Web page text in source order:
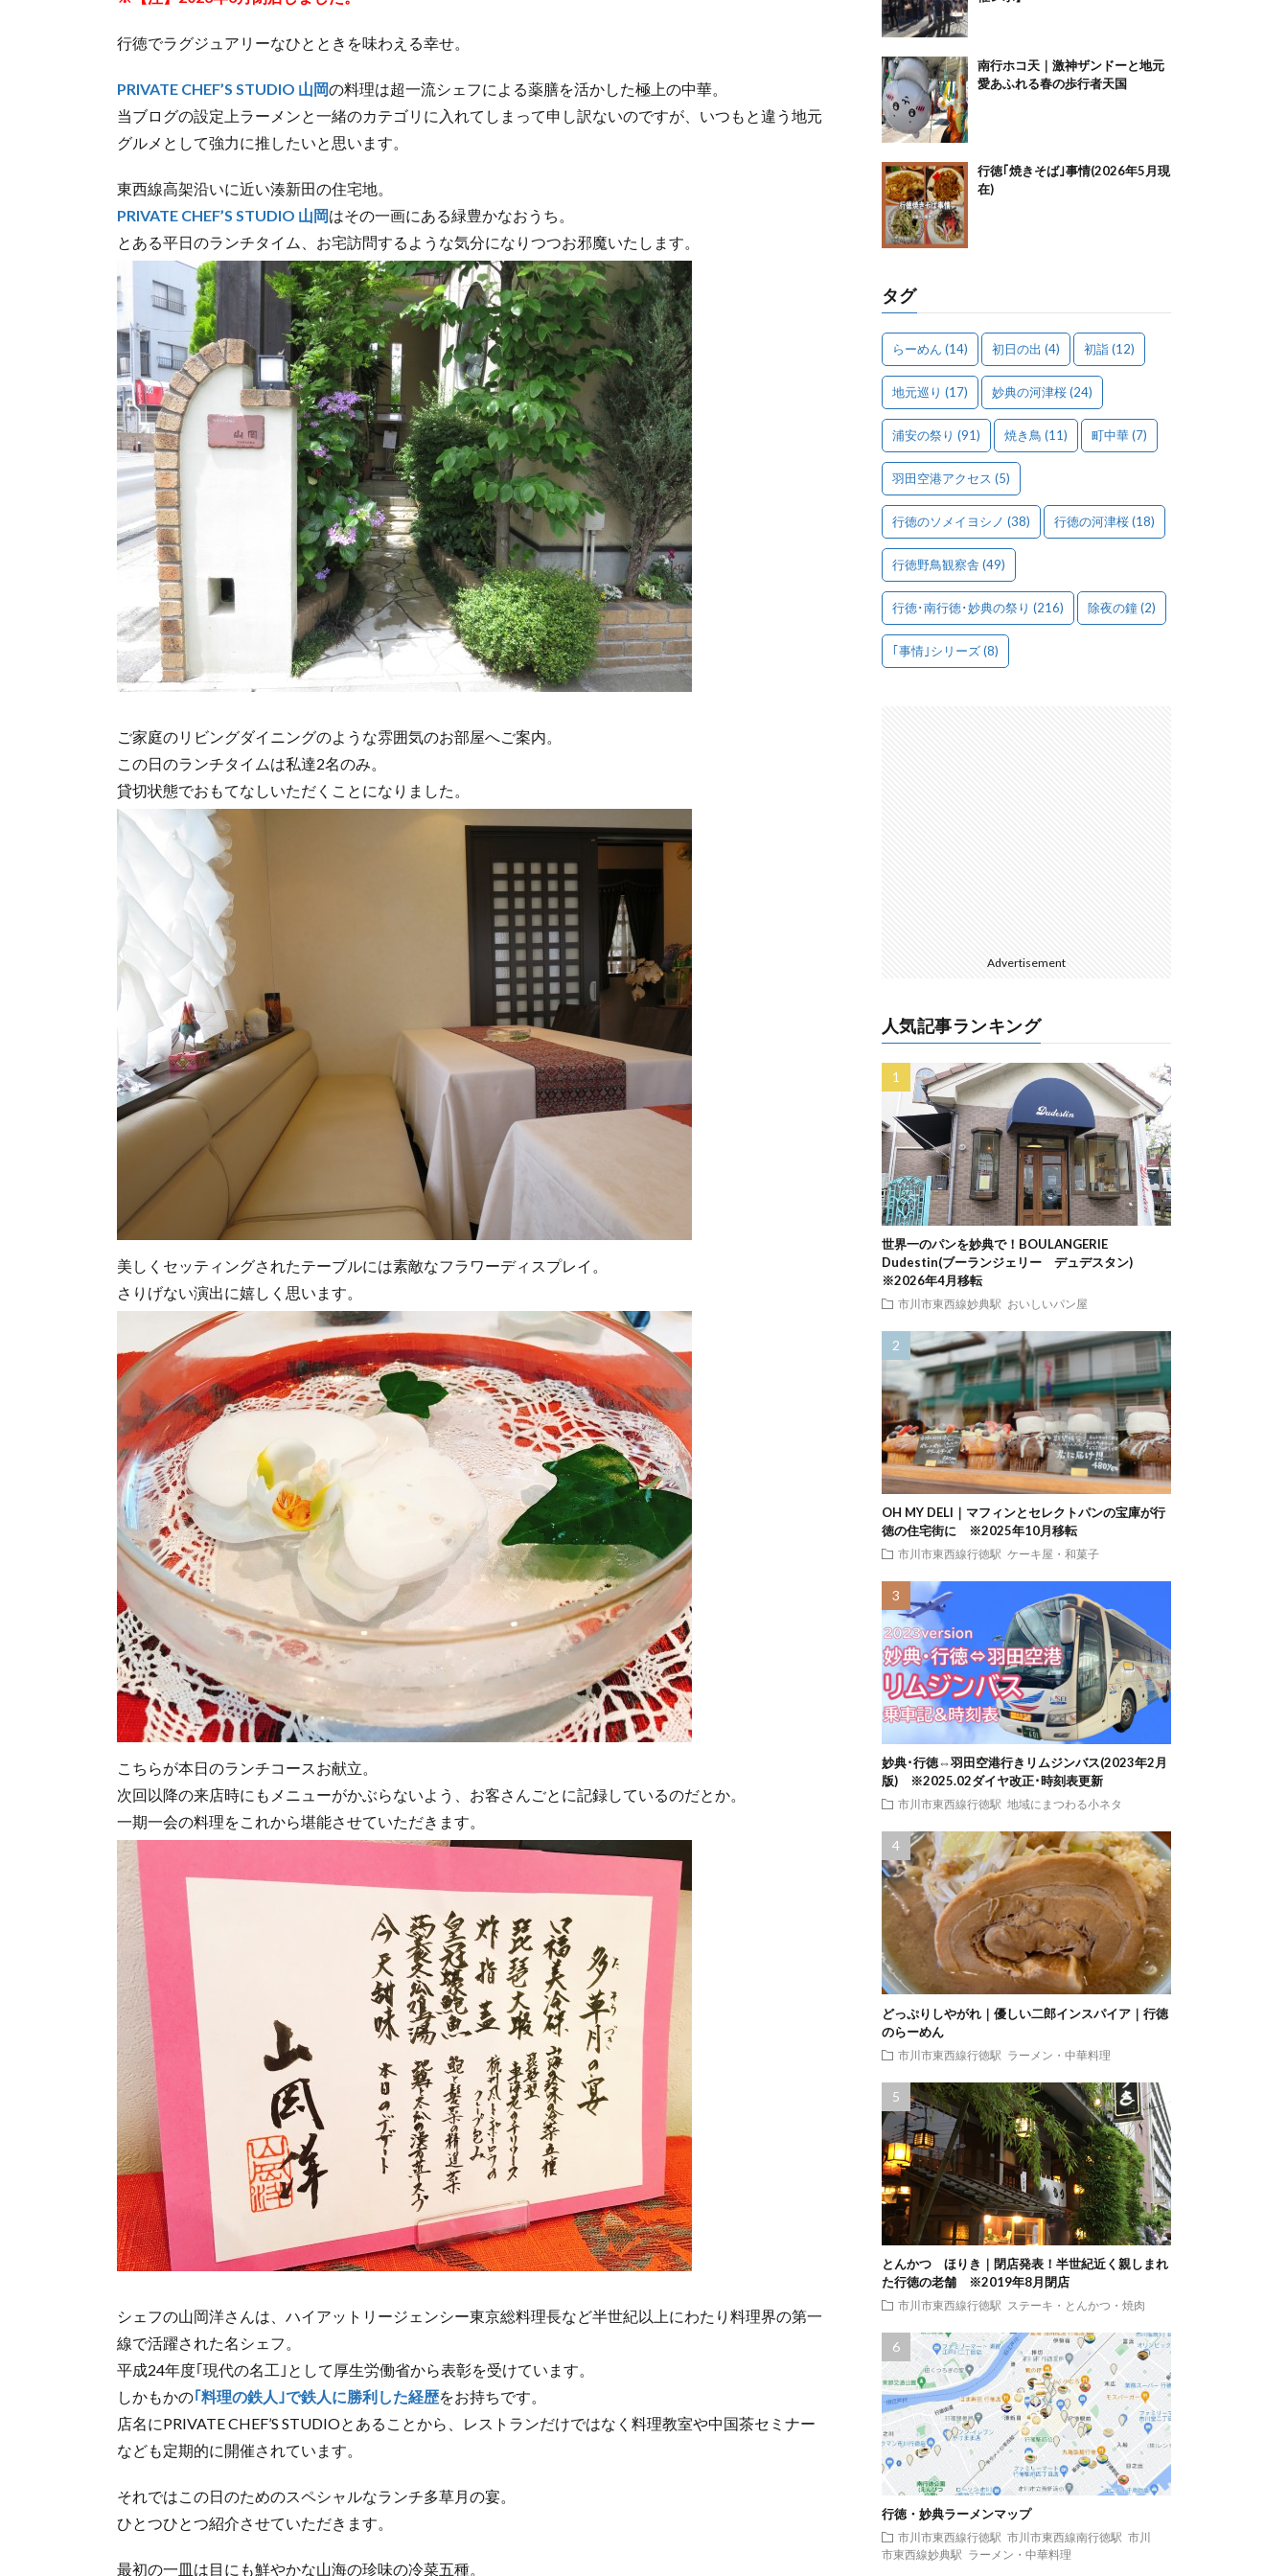
行徳でラグジュアリーなひとときを味わえる幸せ。
PRIVATE CHEF’S STUDIO 山岡の料理は超一流シェフによる薬膳を活かした極上の中華。
当ブログの設定上ラーメンと一緒のカテゴリに入れてしまって申し訳ないのですが、いつもと違う地元
グルメとして強力に推したいと思います。
東西線高架沿いに近い湊新田の住宅地。
PRIVATE CHEF’S STUDIO 山岡はその一画にある緑豊かなおうち。
とある平日のランチタイム、お宅訪問するような気分になりつつお邪魔いたします。
ご家庭のリビングダイニングのような雰囲気のお部屋へご案内。
この日のランチタイムは私達2名のみ。
貸切状態でおもてなしいただくことになりました。
美しくセッティングされたテーブルには素敵なフラワーディスプレイ。
さりげない演出に嬉しく思います。
こちらが本日のランチコースお献立。
次回以降の来店時にもメニューがかぶらないよう、お客さんごとに記録しているのだとか。
一期一会の料理をこれから堪能させていただきます。
シェフの山岡洋さんは、ハイアットリージェンシー東京総料理長など半世紀以上にわたり料理界の第一
線で活躍された名シェフ。
平成24年度｢現代の名工｣として厚生労働省から表彰を受けています。
しかもかの｢料理の鉄人｣で鉄人に勝利した経歴をお持ちです。
店名にPRIVATE CHEF’S STUDIOとあることから、レストランだけではなく料理教室や中国茶セミナー
なども定期的に開催されています。
それではこの日のためのスペシャルなランチ多草月の宴。
ひとつひとつ紹介させていただきます。
最初の一皿は目にも鮮やかな山海の珍味の冷菜五種。
南行ホコ天｜激神ザンドーと地元
愛あふれる春の歩行者天国
行徳｢焼きそば｣事情(2026年5月現
在)
タグ
らーめん (14) 初日の出 (4) 初詣(12)
地元巡り (17) 妙典の河津桜(24)
浦安の祭り (91) 焼き鳥 (11) 町中華(7)
羽田空港アクセス (5)
行徳のソメイヨシノ (38) 行徳の河津桜(18)
行徳野鳥観察舎 (49)
行徳･南行徳･妙典の祭り (216) 除夜の鐘(2)
｢事情｣シリーズ(8)
Advertisement
人気記事ランキング
世界一のパンを妙典で！BOULANGERIE
Dudestin(ブーランジェリー デュデスタン)
※2026年4月移転
市川市東西線妙典駅 おいしいパン屋
OH MY DELI｜マフィンとセレクトパンの宝庫が行
徳の住宅街に ※2025年10月移転
市川市東西線行徳駅 ケーキ屋・和菓子
妙典･行徳⇔羽田空港行きリムジンバス(2023年2月
版) ※2025.02ダイヤ改正･時刻表更新
市川市東西線行徳駅 地域にまつわる小ネタ
どっぷりしやがれ｜優しい二郎インスパイア｜行徳
のらーめん
市川市東西線行徳駅 ラーメン・中華料理
とんかつ ほりき｜閉店発表！半世紀近く親しまれ
た行徳の老舗 ※2019年8月閉店
市川市東西線行徳駅 ステーキ・とんかつ・焼肉
行徳・妙典ラーメンマップ
市川市東西線行徳駅 市川市東西線南行徳駅 市川
市東西線妙典駅
ラーメン・中華料理